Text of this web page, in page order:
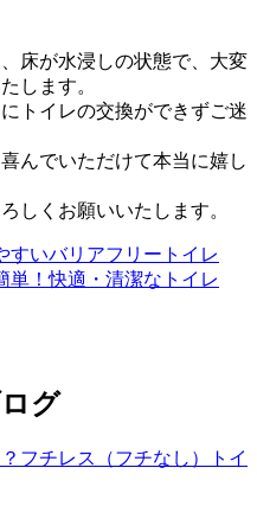
床が水浸しの状態で、大変
します。
トイレの交換ができずご迷
んでいただけて本当に嬉し
しくお願いいたします。
すいバリアフリートイレ
単！快適・清潔なトイレ
グ